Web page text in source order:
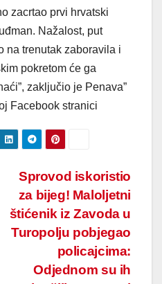
zacrtao prvi hrvatski
Nažalost, put
na trenutak zaboravila i
pokretom će ga
zaključio je Penava”
Facebook stranici
Sprovod iskoristio
za bijeg! Maloljetni
štićenik iz Zavoda u
Turopolju pobjegao
policajcima:
Odjednom su ih